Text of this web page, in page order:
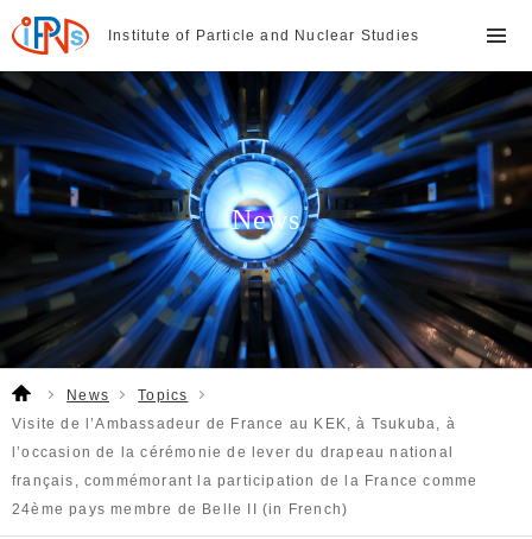
Institute of Particle and Nuclear Studies
News
News
Topics
Visite de l’Ambassadeur de France au KEK, à Tsukuba, à
l’occasion de la cérémonie de lever du drapeau national
français, commémorant la participation de la France comme
24ème pays membre de Belle II (in French)